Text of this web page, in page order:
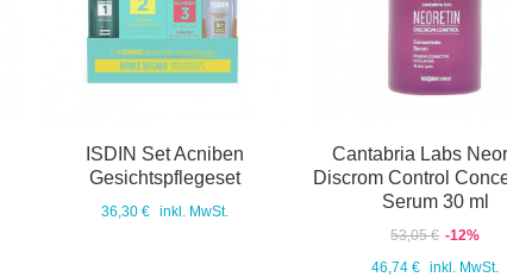
ISDIN Set Acniben
Gesichtspflegeset
36,30 € inkl. MwSt.
Cantabria Labs
Discrom Control
Serum 30 ml
53,05 € -12%
46,74 € inkl. MwSt.